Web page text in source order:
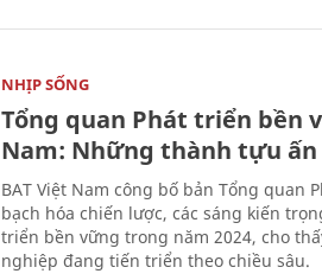
NHỊP SỐNG
Tổng quan Phát triển bền
Nam: Những thành tựu
BAT Việt Nam công bố bản Tổng quan
bạch hóa chiến lược, các sáng kiến
triển bền vững trong năm 2024, cho
nghiệp đang tiến triển theo chiều sâu.